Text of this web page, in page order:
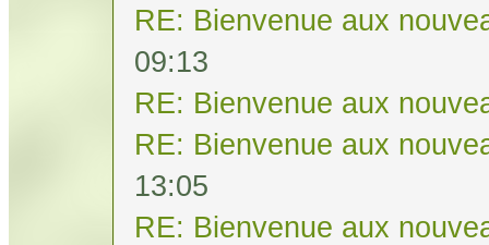
RE: Bienvenue aux
09:13
RE: Bienvenue aux
RE: Bienvenue aux
13:05
RE: Bienvenue aux